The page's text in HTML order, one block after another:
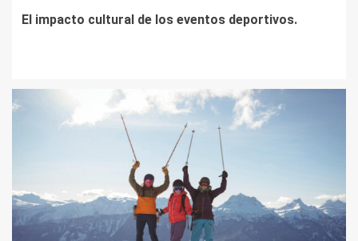
El impacto cultural de los eventos deportivos.